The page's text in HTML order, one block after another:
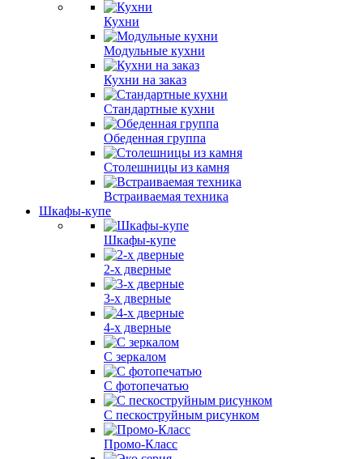
Кухни
Модульные кухни
Кухни на заказ
Стандартные кухни
Обеденная группа
Столешницы из камня
Встраиваемая техника
Шкафы-купе
Шкафы-купе
2-х дверные
3-х дверные
4-х дверные
С зеркалом
С фотопечатью
С пескоструйным рисунком
Промо-Класс